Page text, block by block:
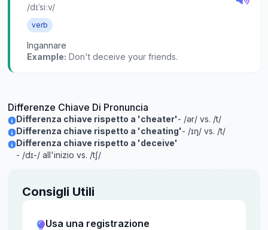
/dɪˈsiːv/
verb
Ingannare
Example: Don't deceive your friends.
Differenze Chiave Di Pronuncia
Differenza chiave rispetto a 'cheater'- /ər/ vs. /t/
Differenza chiave rispetto a 'cheating'- /ɪŋ/ vs. /t/
Differenza chiave rispetto a 'deceive'
- /dɪ-/ all'inizio vs. /tʃ/
Consigli Utili
Usa una registrazione